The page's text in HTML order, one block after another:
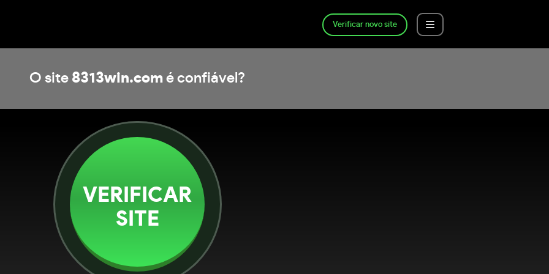
Verificar novo site
O site 8313win.com é confiável?
VERIFICAR
SITE